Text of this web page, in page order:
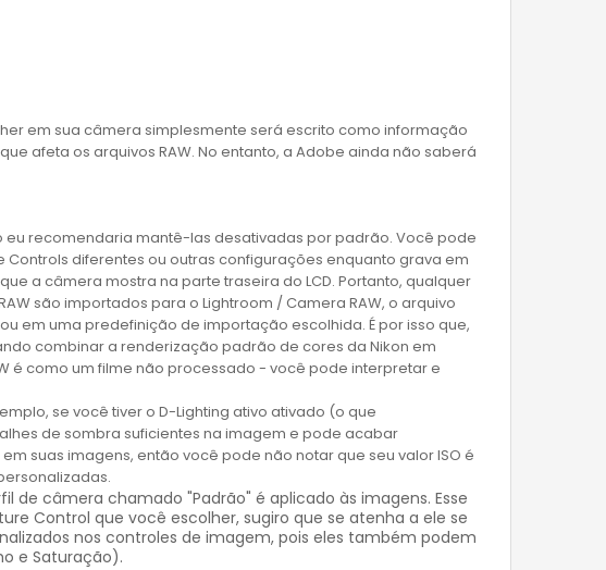
em sua câmera simplesmente será escrito como informação
afeta os arquivos RAW. No entanto, a Adobe ainda não saberá
eu recomendaria mantê-las desativadas por padrão. Você pode
diferentes ou outras configurações enquanto grava em
a câmera mostra na parte traseira do LCD. Portanto, qualquer
são importados para o Lightroom / Camera RAW, o arquivo
em uma predefinição de importação escolhida. É por isso que,
combinar a renderização padrão de cores da Nikon em
é como um filme não processado - você pode interpretar e
se você tiver o D-Lighting ativo ativado (o que
de sombra suficientes na imagem e pode acabar
suas imagens, então você pode não notar que seu valor ISO é
de câmera chamado "Padrão" é aplicado às imagens. Esse
Control que você escolher, sugiro que se atenha a ele se
nos controles de imagem, pois eles também podem
e Saturação).